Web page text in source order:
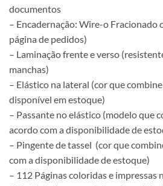
documentos
– Encadernação: Wire-o Fracionado
página de pedidos)
– Laminação frente e verso
manchas)
– Elástico na lateral (cor que
disponível em estoque)
– Passante no elástico (modelo que
acordo com a disponibilidade de
– Pingente de tassel (cor que
com a disponibilidade de estoque)
– 112 Páginas coloridas e impressas